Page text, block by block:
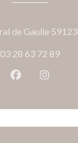
de Gaulle
03 28 63 72 89
Facebook ((